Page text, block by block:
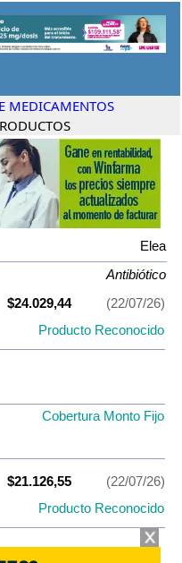
MEDICAMENTOS
Elea
Antibiótico
$24.029,44
(22/07/26)
Producto Reconocido
Cobertura Monto Fijo
$21.126,55
(22/07/26)
Producto Reconocido